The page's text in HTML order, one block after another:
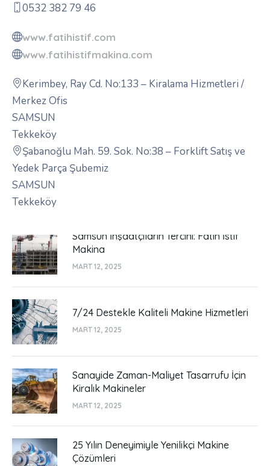
0532 382 79 46
www.fatihistif.com
www.fatihistifmakina.com
Kerimbey, Ray Cd. No:133 – Kiralama Hizmetleri /
Merkez Ofis
SAMSUN
Tekkeköy
Şabanoğlu Mah. 59. Sok. No:38 – Forklift Satış ve
Yedek Parça Şubemiz
SAMSUN
Tekkeköy
Samsun İnşaatçıların Tercihi: Fatih İstif
Makina
MART 12, 2025
7/24 Destekle Kaliteli Makine Hizmetleri
MART 12, 2025
Sanayide Zaman-Maliyet Tasarrufu İçin
Kiralık Makineler
MART 12, 2025
25 Yılın Deneyimiyle Yenilikçi Makine
Çözümleri